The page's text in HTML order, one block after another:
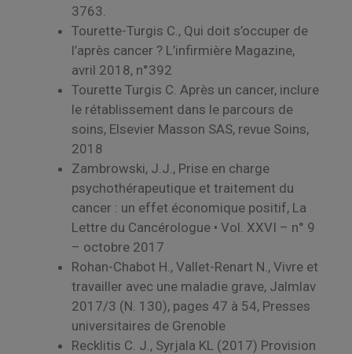
3763.
Tourette-Turgis C., Qui doit s’occuper de
l’après cancer ? L’infirmière Magazine,
avril 2018, n°392
Tourette Turgis C. Après un cancer, inclure
le rétablissement dans le parcours de
soins, Elsevier Masson SAS, revue Soins,
2018
Zambrowski, J.J., Prise en charge
psychothérapeutique et traitement du
cancer : un effet économique positif, La
Lettre du Cancérologue • Vol. XXVI – n° 9
– octobre 2017
Rohan-Chabot H., Vallet-Renart N., Vivre et
travailler avec une maladie grave, Jalmlav
2017/3 (N. 130), pages 47 à 54, Presses
universitaires de Grenoble
Recklitis C. J., Syrjala KL (2017) Provision